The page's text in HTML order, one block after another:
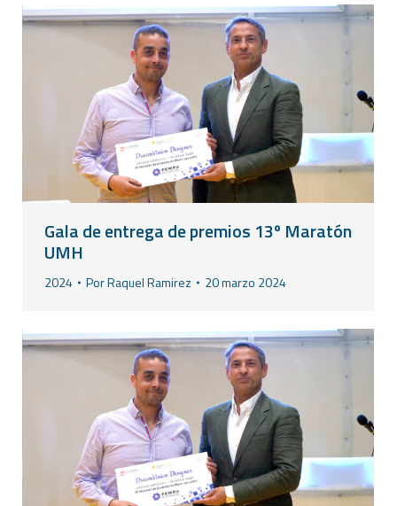
Gala de entrega de premios 13º Maratón
UMH
2024 PorRaquel Ramirez 20 marzo 2024